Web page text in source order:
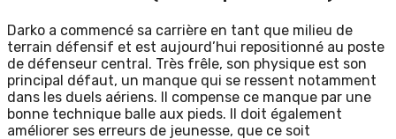
Darko a commencé sa carrière en tant que milieu de
terrain défensif et est aujourd’hui repositionné au poste
de défenseur central. Très frêle, son physique est son
principal défaut, un manque qui se ressent notamment
dans les duels aériens. Il compense ce manque par une
bonne technique balle aux pieds. Il doit également
améliorer ses erreurs de jeunesse, que ce soit